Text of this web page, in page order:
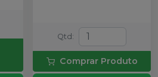
Qtd :
Comprar Produto